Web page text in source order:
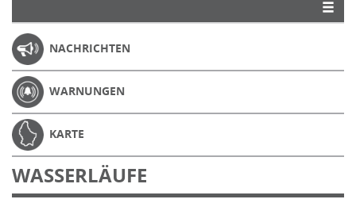
NACHRICHTEN
WARNUNGEN
KARTE
WASSERLÄUFE